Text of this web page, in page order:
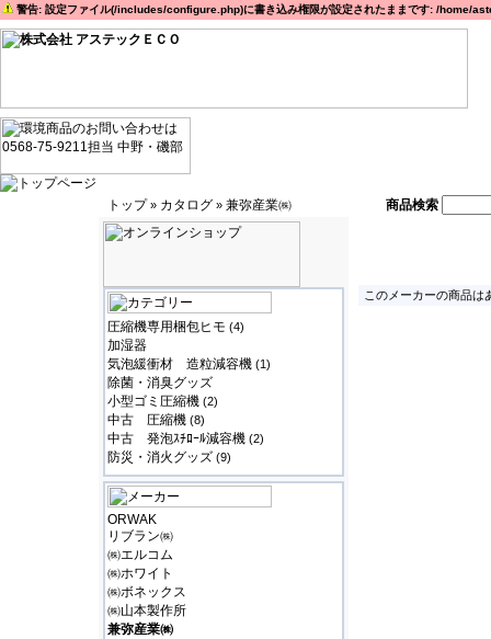
警告: 設定ファイル(/includes/configure.php)に書き込み権限が設定されたままです: /
トップ» カタログ » 兼弥産業㈱ 商品検索
圧縮機専用梱包ヒモ (4)
加湿器
気泡緩衝材 造粒減容機 (1)
除菌・消臭グッズ
小型ゴミ圧縮機 (2)
中古 圧縮機 (8)
中古 発泡ｽﾁﾛｰﾙ減容機 (2)
防災・消火グッズ (9)
ORWAK
リブラン㈱
㈱エルコム
㈱ホワイト
㈱ボネックス
㈱山本製作所
兼弥産業㈱
このメーカーの商品は